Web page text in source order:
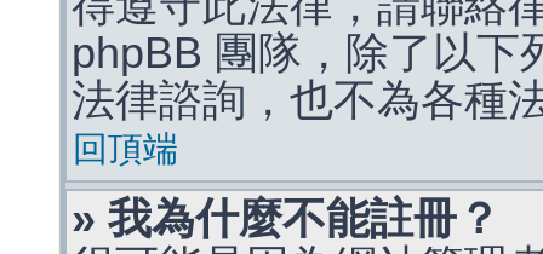
phpBB 團隊，除了以下
法律諮詢，也不為各種
回頂端
» 我為什麼不能註冊？